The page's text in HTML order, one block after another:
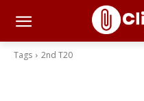
Tags 2nd T20